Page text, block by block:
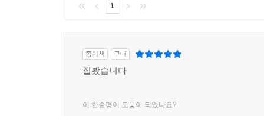
1
종이책 구매
잘봤습니다
이 한줄평이 도움이 되었나요?